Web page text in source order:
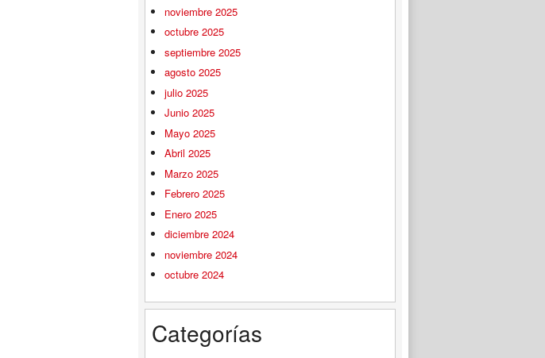
noviembre 2025
octubre 2025
septiembre 2025
agosto 2025
julio 2025
Junio 2025
Mayo 2025
Abril 2025
Marzo 2025
Febrero 2025
Enero 2025
diciembre 2024
noviembre 2024
octubre 2024
Categorías